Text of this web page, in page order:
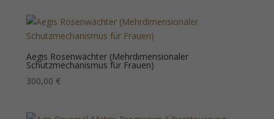
Aegis Rosenwächter (Mehrdimensionaler
Schutzmechanismus für Frauen)
300,00 €